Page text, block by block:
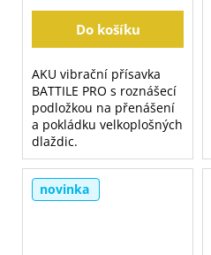
Do košíku
AKU vibrační přísavka
BATTILE PRO s roznášecí
podložkou na přenášení
a pokládku velkoplošných
dlaždic.
novinka